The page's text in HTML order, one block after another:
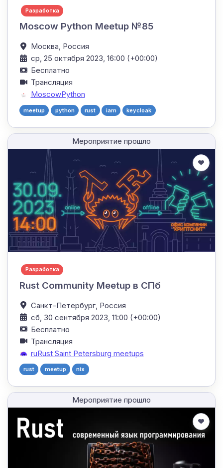
Разработка
Moscow Python Meetup №85
Москва, Россия
ср, 25 октября 2023, 16:00 (+00:00)
Бесплатно
Трансляция
MoscowPython
meetup python rust iam keycloak
Мероприятие прошло
Разработка
Rust Community Meetup в СПб
Санкт-Петербург, Россия
сб, 30 сентября 2023, 11:00 (+00:00)
Бесплатно
Трансляция
ruRust Saint Petersburg meetups
rust meetup nix
Мероприятие прошло